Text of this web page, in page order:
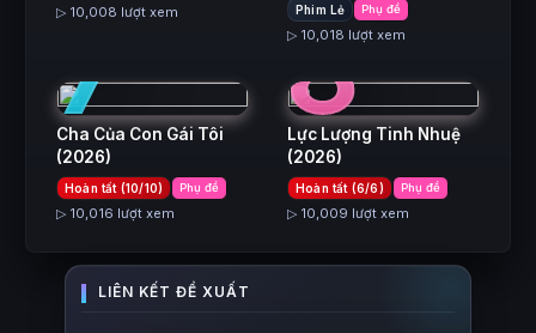
▷ 10,008 lượt xem Phim Lẻ Phụ đề
▷ 10,018 lượt xem
7
Cha Của Con Gái Tôi
(2026)
Hoàn tất (10/10) Phụ đề
▷ 10,016 lượt xem
8
Lực Lượng Tinh Nhuệ
(2026)
Hoàn tất (6/6) Phụ đề
▷ 10,009 lượt xem